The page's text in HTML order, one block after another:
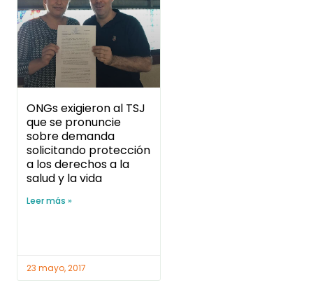
ONGs exigieron al TSJ
que se pronuncie
sobre demanda
solicitando protección
a los derechos a la
salud y la vida
Leer más »
23 mayo, 2017